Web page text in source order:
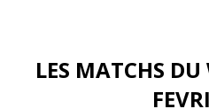
LES MATCHS